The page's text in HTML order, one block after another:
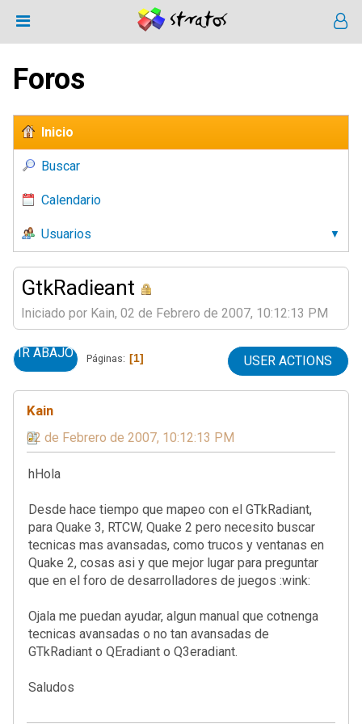
Foros
Inicio
Buscar
Calendario
Usuarios
GtkRadieant
Iniciado por Kain, 02 de Febrero de 2007, 10:12:13 PM
IR ABAJO Páginas 1 USER ACTIONS
Kain
02 de Febrero de 2007, 10:12:13 PM
hHola
Desde hace tiempo que mapeo con el GTkRadiant,
para Quake 3, RTCW, Quake 2 pero necesito buscar
tecnicas mas avansadas, como trucos y ventanas en
Quake 2, cosas asi y que mejor lugar para preguntar
que en el foro de desarrolladores de juegos :wink:
Ojala me puedan ayudar, algun manual que cotnenga
tecnicas avansadas o no tan avansadas de
GTkRadiant o QEradiant o Q3eradiant.
Saludos